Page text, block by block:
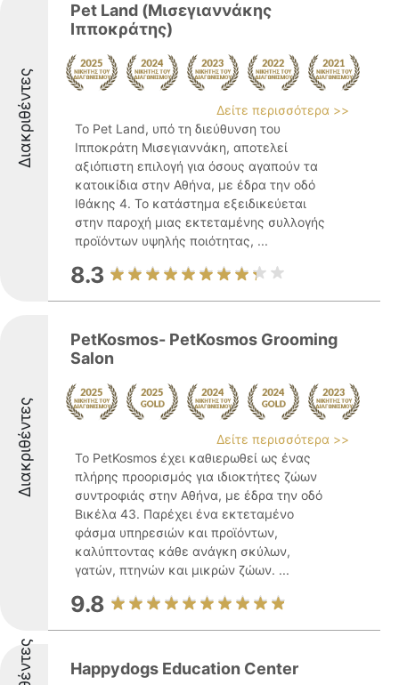
Διακριθέντες
Pet Land (Μισεγιαννάκης
Ιπποκράτης)
Δείτε περισσότερα >>
Το Pet Land, υπό τη διεύθυνση του
Ιπποκράτη Μισεγιαννάκη, αποτελεί
αξιόπιστη επιλογή για όσους αγαπούν τα
κατοικίδια στην Αθήνα, με έδρα την οδό
Ιθάκης 4. Το κατάστημα εξειδικεύεται
στην παροχή μιας εκτεταμένης συλλογής
προϊόντων υψηλής ποιότητας, ...
8.3
Διακριθέντες
PetKosmos- PetKosmos Grooming
Salon
Δείτε περισσότερα >>
Το PetKosmos έχει καθιερωθεί ως ένας
πλήρης προορισμός για ιδιοκτήτες ζώων
συντροφιάς στην Αθήνα, με έδρα την οδό
Βικέλα 43. Παρέχει ένα εκτεταμένο
φάσμα υπηρεσιών και προϊόντων,
καλύπτοντας κάθε ανάγκη σκύλων,
γατών, πτηνών και μικρών ζώων. ...
9.8
Happydogs Education Center